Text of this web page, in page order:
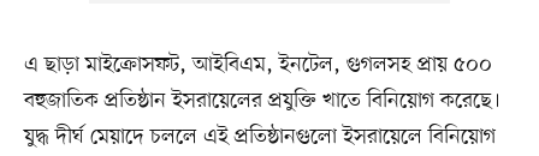
এ ছাড়া মাইক্রোসফট, আইবিএম, ইনটেল, গুগলসহ প্রায় ৫০০
বহুজাতিক প্রতিষ্ঠান ইসরায়েলের প্রযুক্তি খাতে বিনিয়োগ করেছে।
যুদ্ধ দীর্ঘ মেয়াদে চললে এই প্রতিষ্ঠানগুলো ইসরায়েলে বিনিয়োগ